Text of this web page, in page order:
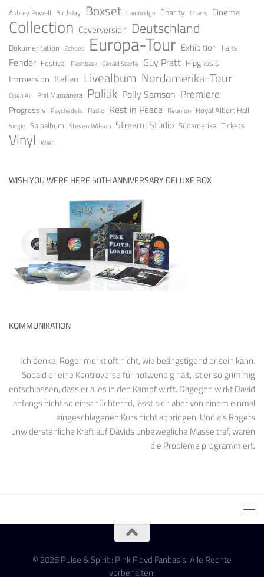
Aubrey Powell Birthday Boxset Cambridge Charity Charts Cinema
Collection Coverversion Deutschland
Dokumentation Echoes Europa-Tour Exhibition Fans
Fender Festival Flashback Gerald Scarfe Guy Pratt Hipgnosis
Immersion Italien Livealbum Nordamerika-Tour
Open Air Phil Manzanera Politik Polly Samson Premiere
Progressiv Psychedelic Radio Rest in Peace Reunion Royal Albert Hall
Single Soloalbum Steven Wilson Stream Studio Südamerika Tickets
Vinyl Wien
WISH YOU WERE HERE 50TH ANNIVERSARY DELUXE BOX
KOMMUNIKATION
Ich denke, Roger merkt oft nicht, wie beängstigend er sein kann.
Sobald er eine Kontroverse für notwendig hält, ist er so grimmig
entschlossen, dass er alles in den Kampf wirft. Dagegen wirkt David
anfangs nicht so einschüchternd, lässt sich aber von einem einmal
eingeschlagenen Kurs nicht abbringen. Und als Rogers
unwiderstehliche Kraft auf Davids unbewegliche Masse traf, waren
die Probleme programmiert.
© 2026 Pulse & Spirit : Pink Floyd Fanbasis. Alle Rechte
vorbehalten.